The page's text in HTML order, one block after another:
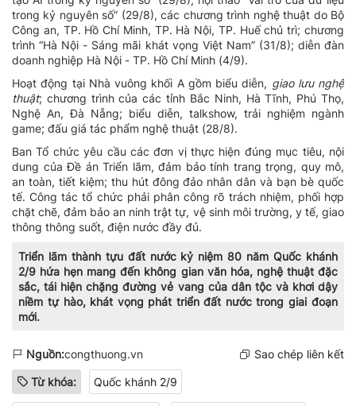
trong kỷ nguyên số” (29/8), các chương trình nghệ thuật do Bộ
Công an, TP. Hồ Chí Minh, TP. Hà Nội, TP. Huế chủ trì; chương
trình “Hà Nội - Sáng mãi khát vọng Việt Nam” (31/8); diễn đàn
doanh nghiệp Hà Nội - TP. Hồ Chí Minh (4/9).
Hoạt động tại Nhà vuông khối A gồm biểu diễn, giao lưu nghệ
thuật; chương trình của các tỉnh Bắc Ninh, Hà Tĩnh, Phú Thọ,
Nghệ An, Đà Nẵng; biểu diễn, talkshow, trải nghiệm ngành
game; đấu giá tác phẩm nghệ thuật (28/8).
Ban Tổ chức yêu cầu các đơn vị thực hiện đúng mục tiêu, nội
dung của Đề án Triển lãm, đảm bảo tính trang trọng, quy mô,
an toàn, tiết kiệm; thu hút đông đảo nhân dân và bạn bè quốc
tế. Công tác tổ chức phải phân công rõ trách nhiệm, phối hợp
chặt chẽ, đảm bảo an ninh trật tự, vệ sinh môi trường, y tế, giao
thông thông suốt, điện nước đầy đủ.
Triển lãm thành tựu đất nước kỷ niệm 80 năm Quốc khánh
2/9 hứa hẹn mang đến không gian văn hóa, nghệ thuật đặc
sắc, tái hiện chặng đường vẻ vang của dân tộc và khơi dậy
niềm tự hào, khát vọng phát triển đất nước trong giai đoạn
mới.
Nguồn:congthuong.vn Sao chép liên kết
Từ khóa: Quốc khánh 2/9